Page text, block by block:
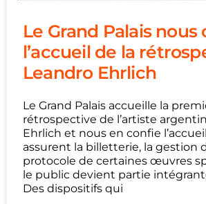
Le Grand Palais nous
l’accueil de la
Leandro Ehrlich
Le Grand Palais accueille la
rétrospective de l’artiste
Ehrlich et nous en confie
assurent la billetterie, la gestion
protocole de certaines œuvres
le public devient partie
Des dispositifs qui